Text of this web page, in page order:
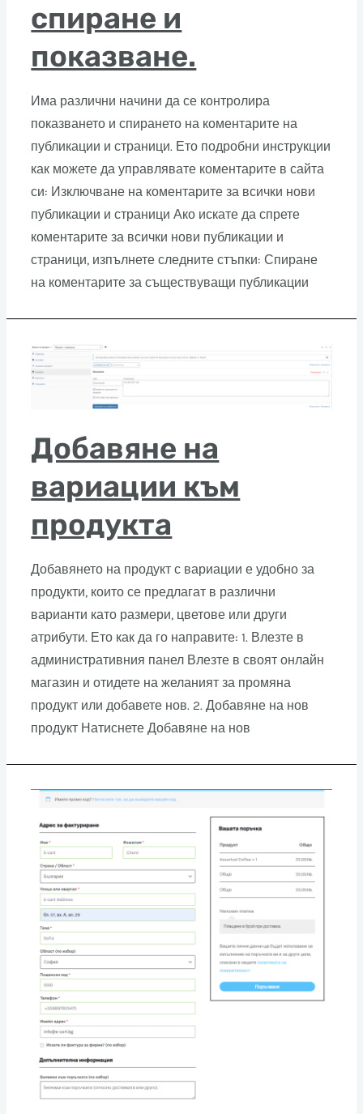
спиране и
показване.
Има различни начини да се контролира
показването и спирането на коментарите на
публикации и страници. Ето подробни инструкции
как можете да управлявате коментарите в сайта
си: Изключване на коментарите за всички нови
публикации и страници Ако искате да спрете
коментарите за всички нови публикации и
страници, изпълнете следните стъпки: Спиране
на коментарите за съществуващи публикации
Добавяне на
вариации към
продукта
Добавянето на продукт с вариации е удобно за
продукти, които се предлагат в различни
варианти като размери, цветове или други
атрибути. Ето как да го направите: 1. Влезте в
административния панел Влезте в своят онлайн
магазин и отидете на желаният за промяна
продукт или добавете нов. 2. Добавяне на нов
продукт Натиснете Добавяне на нов